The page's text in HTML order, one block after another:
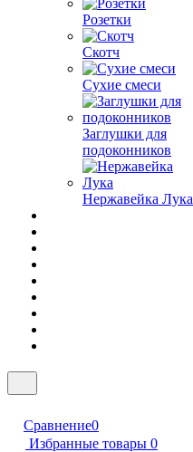
Розетки
Скотч
Сухие смеси
Заглушки для
подоконников
Нержавейка Лука
Сравнение0
Избранные товары 0